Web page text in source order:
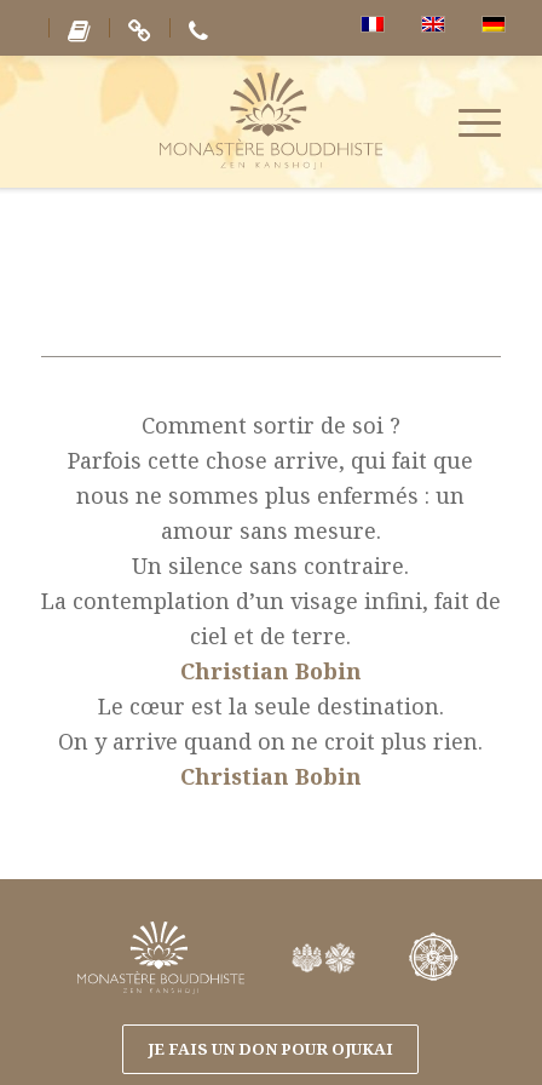
Comment sortir de soi ?
Parfois cette chose arrive, qui fait que
nous ne sommes plus enfermés : un
amour sans mesure.
Un silence sans contraire.
La contemplation d’un visage infini, fait de
ciel et de terre.
Christian Bobin
Le cœur est la seule destination.
On y arrive quand on ne croit plus rien.
Christian Bobin
JE FAIS UN DON POUR OJUKAI